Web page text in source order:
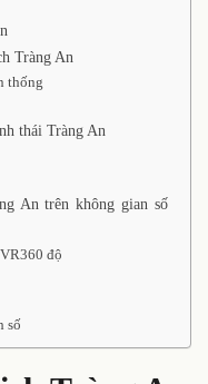
Tràng An
thống
thái Tràng An
An trên không gian số
độ
số